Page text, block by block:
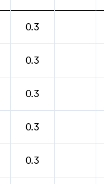
0.3
0.3
0.3
0.3
0.3